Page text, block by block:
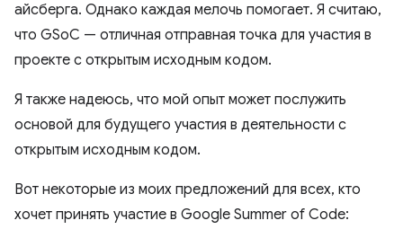
айсберга. Однако каждая мелочь помогает. Я считаю,
что GSoC — отличная отправная точка для участия в
проекте с открытым исходным кодом.
Я также надеюсь, что мой опыт может послужить
основой для будущего участия в деятельности с
открытым исходным кодом.
Вот некоторые из моих предложений для всех, кто
хочет принять участие в Google Summer of Code: